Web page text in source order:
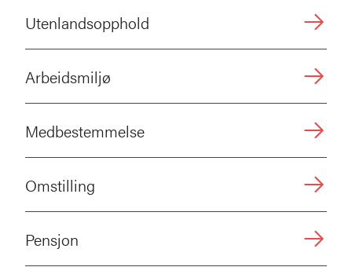
Utenlandsopphold
Arbeidsmiljø
Medbestemmelse
Omstilling
Pensjon